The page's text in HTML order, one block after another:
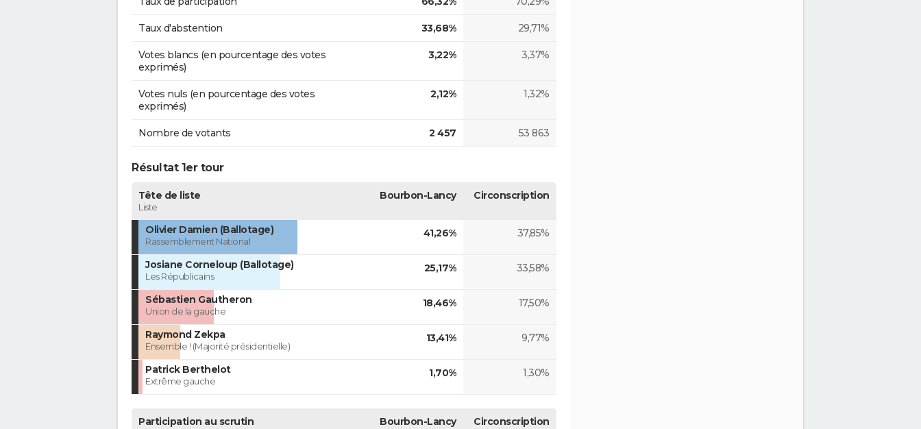
Taux d'abstention 33,68% 29,71%
Votes blancs (en pourcentage des votes
exprimés)
3,22% 3,37%
Votes nuls (en pourcentage des votes
exprimés)
2,12% 1,32%
Nombre de votants 2 457 53 863
Résultat 1er tour
Tête de liste
Liste
Bourbon-Lancy Circonscription
Olivier Damien (Ballotage)
Rassemblement National
41,26% 37,85%
Josiane Corneloup (Ballotage)
Les Républicains
25,17% 33,58%
Sébastien Gautheron
Union de la gauche
18,46% 17,50%
Raymond Zekpa
Ensemble ! (Majorité présidentielle)
13,41% 9,77%
Patrick Berthelot
Extrême gauche
1,70% 1,30%
Participation au scrutin Bourbon-Lancy Circonscription